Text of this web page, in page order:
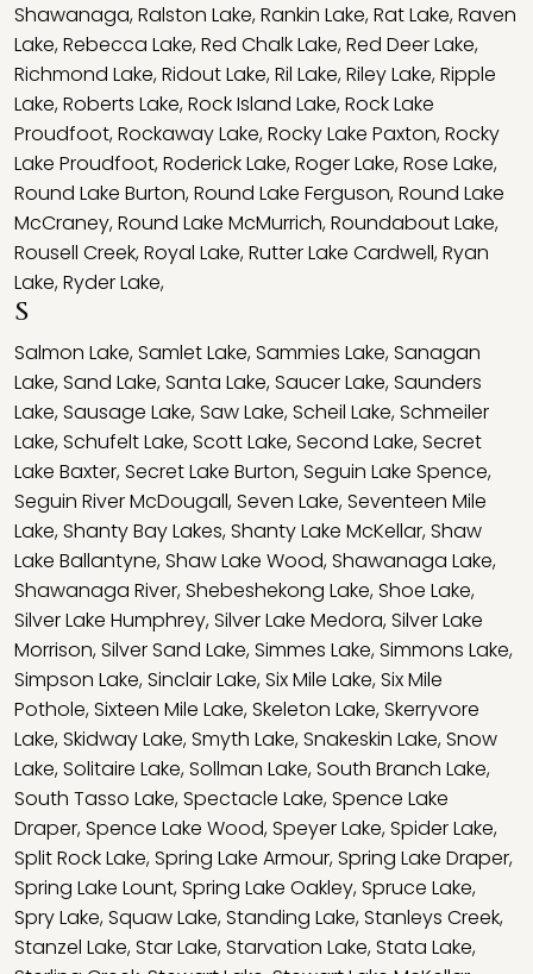
Shawanaga,Ralston Lake,Rankin Lake,Rat Lake,Raven
Lake,Rebecca Lake,Red Chalk Lake,Red Deer Lake,
Richmond Lake,Ridout Lake,Ril Lake,Riley Lake,Ripple
Lake,Roberts Lake,Rock Island Lake,Rock Lake
Proudfoot,Rockaway Lake,Rocky Lake Paxton,Rocky
Lake Proudfoot,Roderick Lake,Roger Lake,Rose Lake,
Round Lake Burton,Round Lake Ferguson,Round Lake
McCraney,Round Lake McMurrich,Roundabout Lake,
Rousell Creek,Royal Lake,Rutter Lake Cardwell,Ryan
Lake,Ryder Lake,
S
Salmon Lake,Samlet Lake,Sammies Lake,Sanagan
Lake,Sand Lake,Santa Lake,Saucer Lake,Saunders
Lake,Sausage Lake,Saw Lake,Scheil Lake,Schmeiler
Lake,Schufelt Lake,Scott Lake,Second Lake,Secret
Lake Baxter,Secret Lake Burton,Seguin Lake Spence,
Seguin River McDougall,Seven Lake,Seventeen Mile
Lake,Shanty Bay Lakes,Shanty Lake McKellar,Shaw
Lake Ballantyne,Shaw Lake Wood,Shawanaga Lake,
Shawanaga River,Shebeshekong Lake,Shoe Lake,
Silver Lake Humphrey,Silver Lake Medora,Silver Lake
Morrison,Silver Sand Lake,Simmes Lake,Simmons Lake,
Simpson Lake,Sinclair Lake,Six Mile Lake,Six Mile
Pothole,Sixteen Mile Lake,Skeleton Lake,Skerryvore
Lake,Skidway Lake,Smyth Lake,Snakeskin Lake,Snow
Lake,Solitaire Lake,Sollman Lake,South Branch Lake,
South Tasso Lake,Spectacle Lake,Spence Lake
Draper,Spence Lake Wood,Speyer Lake,Spider Lake,
Split Rock Lake,Spring Lake Armour,Spring Lake Draper,
Spring Lake Lount,Spring Lake Oakley,Spruce Lake,
Spry Lake,Squaw Lake,Standing Lake,Stanleys Creek,
Stanzel Lake,Star Lake,Starvation Lake,Stata Lake,